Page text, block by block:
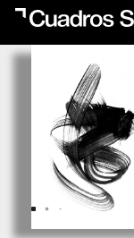
Obra Pictórica
Obra Gráfica
Inspiración
Crea tu pared